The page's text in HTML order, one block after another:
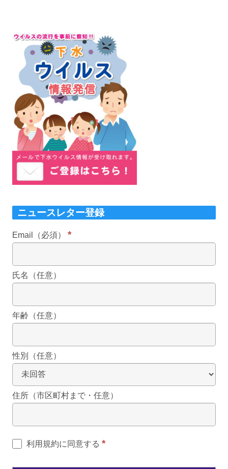
ニュースレター登録
Email（必須） *
氏名（任意）
年齢（任意）
性別（任意）
住所（市区町村まで・任意）
利用規約に同意する *